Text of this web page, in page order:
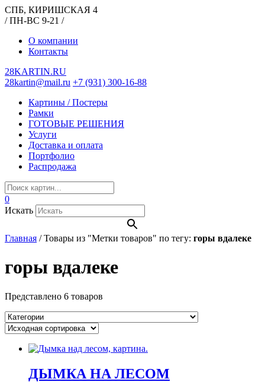
СПБ, КИРИШСКАЯ 4
/ ПН-ВС 9-21 /
О компании
Контакты
28KARTIN.RU
28kartin@mail.ru +7 (931) 300-16-88
Картины / Постеры
Рамки
ГОТОВЫЕ РЕШЕНИЯ
Услуги
Доставка и оплата
Портфолио
Распродажа
0
Искать
Главная /Товары из "Метки товаров" по тегу: горы вдалеке
горы вдалеке
Представлено 6 товаров
ДЫМКА НА ЛЕСОМ